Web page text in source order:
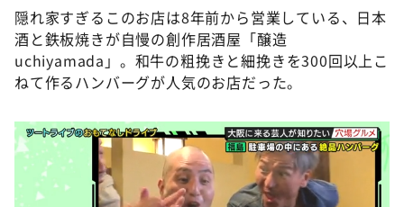
隠れ家すぎるこのお店は8年前から営業している、日本
酒と鉄板焼きが自慢の創作居酒屋「醸造
uchiyamada」。和牛の粗挽きと細挽きを300回以上こ
ねて作るハンバーグが人気のお店だった。